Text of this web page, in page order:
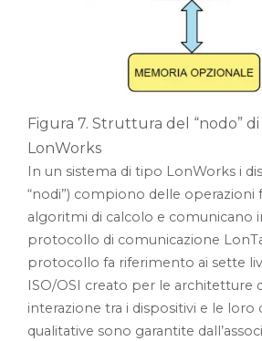
Figura 7. Struttura del “nodo”
LonWorks
In un sistema di tipo LonWorks i
“nodi”) compiono delle operazioni
algoritmi di calcolo e comunicano
protocollo di comunicazione
protocollo fa riferimento ai sette
ISO/OSI creato per le architetture
interazione tra i dispositivi e le loro
qualitative sono garantite